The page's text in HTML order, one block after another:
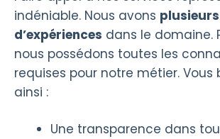
indéniable. Nous avons
d’expériences dans le domaine.
nous possédons toutes les
requises pour notre métier. Vous
ainsi :
Une transparence dans